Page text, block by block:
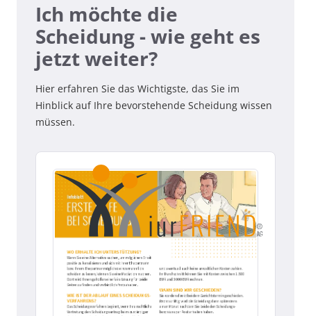
Ich möchte die
Scheidung - wie geht es
jetzt weiter?
Hier erfahren Sie das Wichtigste, das Sie im
Hinblick auf Ihre bevorstehende Scheidung wissen
müssen.